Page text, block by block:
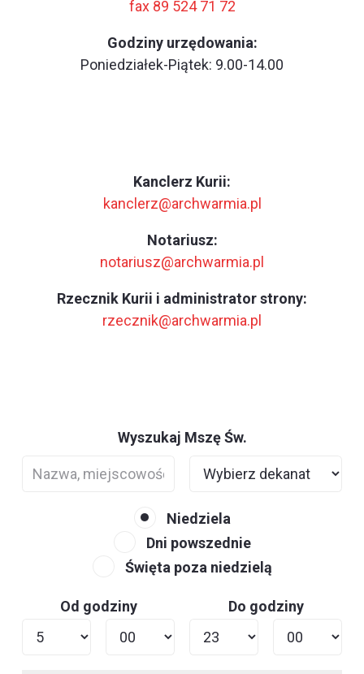
fax 89 524 71 72
Godziny urzędowania:
Poniedziałek-Piątek: 9.00-14.00
Kanclerz Kurii:
kanclerz@archwarmia.pl
Notariusz:
notariusz@archwarmia.pl
Rzecznik Kurii i administrator strony:
rzecznik@archwarmia.pl
Wyszukaj Mszę Św.
Niedziela
Dni powszednie
Święta poza niedzielą
Od godziny Do godziny